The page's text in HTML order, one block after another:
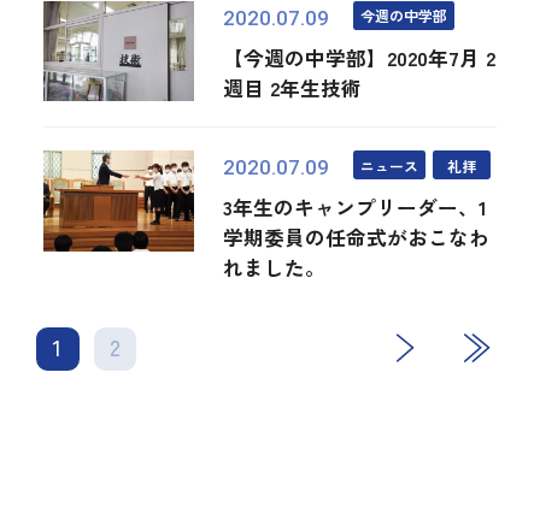
2020.07.09 今週の中学部
【今週の中学部】2020年7月 2
週目 2年生技術
2020.07.09 ニュース 礼拝
3年生のキャンプリーダー、1
学期委員の任命式がおこなわ
れました。
1 2